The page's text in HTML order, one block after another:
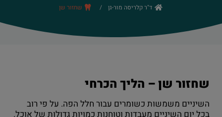
ד"ר קלריסה מור-גן / שחזור שן
שחזור שן – הליך הכרחי
השיניים משמשות כשומרים עבור חלל הפה. על פי רוב
בכל יום השיניים מעבדות וטוחנות כמויות גדולות של אוכל.